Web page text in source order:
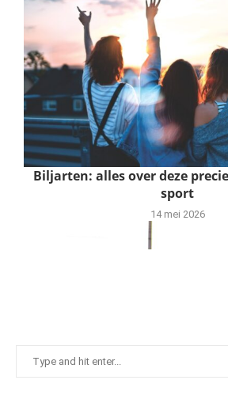
Biljarten: alles over deze
sport
14 mei 2026